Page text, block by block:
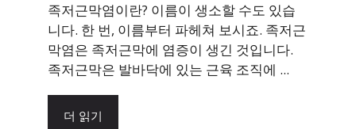
족저근막염이란? 이름이 생소할 수도 있습
니다. 한 번, 이름부터 파헤쳐 보시죠. 족저근
막염은 족저근막에 염증이 생긴 것입니다.
족저근막은 발바닥에 있는 근육 조직에 ...
더 읽기